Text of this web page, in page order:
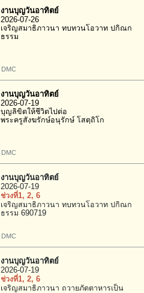
งานบุญวันอาทิตย์
2026-07-26
เจริญสมาธิภาวนา ทบทวนโอวาท ปกิณก
ธรรม
DMC
งานบุญวันอาทิตย์
2026-07-19
บุญลิขิตให้ชีวิตไปต่อ
พระครูสังฆรักษ์อนุรักษ์ โสตฺถิโก
DMC
งานบุญวันอาทิตย์
2026-07-19
ช่วงที่1, 2, 6
เจริญสมาธิภาวนา ทบทวนโอวาท ปกิณก
ธรรม 690719
DMC
งานบุญวันอาทิตย์
2026-07-19
ช่วงที่1, 2, 6
เจริญสมาธิภาวนา ถวายภัตตาหารเป็น